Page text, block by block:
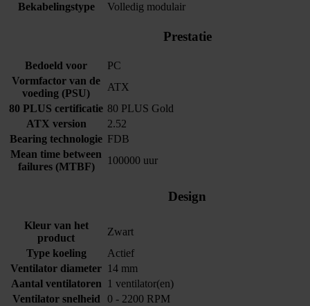
Bekabelingstype Volledig modulair
Prestatie
Bedoeld voor
PC
Vormfactor van de
voeding (PSU)
ATX
80 PLUS certificatie 80 PLUS Gold
ATX version
2.52
Bearing technologie FDB
Mean time between
failures (MTBF)
100000 uur
Design
Kleur van het
product
Zwart
Type koeling
Actief
Ventilator diameter 14 mm
Aantal ventilatoren
1 ventilator(en)
Ventilator snelheid
0 - 2200 RPM